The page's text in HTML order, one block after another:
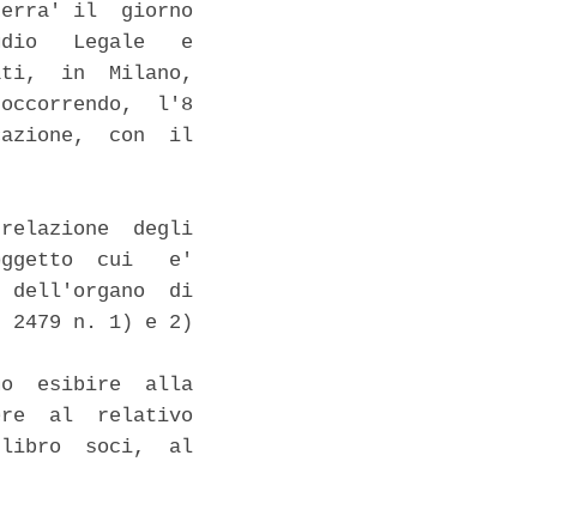
il  giorno
Legale   e
in  Milano,
l'8
con  il
degli
cui   e'
dell'organo  di
n. 1) e 2)
esibire  alla
al  relativo
libro  soci,  al